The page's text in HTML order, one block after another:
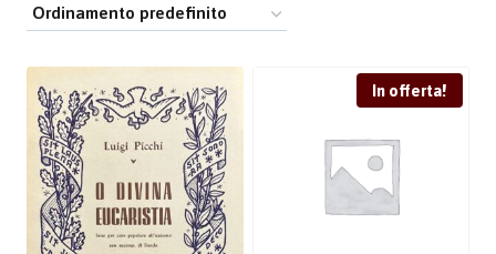
In offerta!